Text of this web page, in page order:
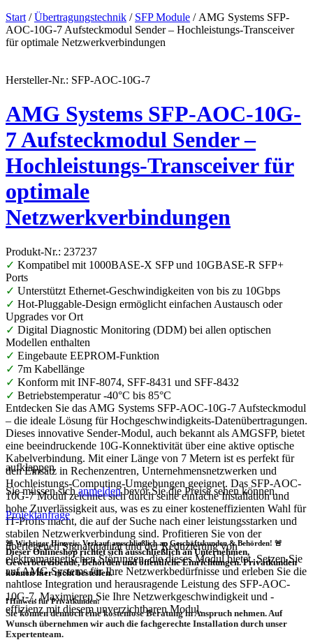
Start /Übertragungstechnik / SFP Module / AMG Systems SFP-
AOC-10G-7 Aufsteckmodul Sender – Hochleistungs-Transceiver
für optimale Netzwerkverbindungen
Hersteller-Nr.: SFP-AOC-10G-7
AMG Systems SFP-AOC-10G-
7 Aufsteckmodul Sender –
Hochleistungs-Transceiver für
optimale
Netzwerkverbindungen
Produkt-Nr.: 237237
✓ Kompatibel mit 1000BASE-X SFP und 10GBASE-R SFP+
Ports
✓ Unterstützt Ethernet-Geschwindigkeiten von bis zu 10Gbps
✓ Hot-Pluggable-Design ermöglicht einfachen Austausch oder
Upgrades vor Ort
✓ Digital Diagnostic Monitoring (DDM) bei allen optischen
Modellen enthalten
✓ Eingebaute EEPROM-Funktion
✓ 7m Kabellänge
✓ Konform mit INF-8074, SFF-8431 und SFF-8432
✓ Betriebstemperatur -40°C bis 85°C
Entdecken Sie das AMG Systems SFP-AOC-10G-7 Aufsteckmodul
– die ideale Lösung für Hochgeschwindigkeits-Datenübertragungen.
Dieses innovative Sender-Modul, auch bekannt als AMGSFP, bietet
eine beeindruckende 10G-Konnektivität über eine aktive optische
Kabelverbindung. Mit einer Länge von 7 Metern ist es perfekt für
den Einsatz in Rechenzentren, Unternehmensnetzwerken und
Hochleistungs-Computing-Umgebungen geeignet. Das SFP-AOC-
10G-7 Modul zeichnet sich durch seine einfache Installation und
hohe Zuverlässigkeit aus, was es zu einer kosteneffizienten Wahl für
IT-Profis macht, die auf der Suche nach einer leistungsstarken und
stabilen Netzwerkverbindung sind. Profitieren Sie von der
überlegenen Signalqualität und der Reduzierung von
elektromagnetischen Störungen, die dieses Modul bietet. Setzen Sie
auf AMG Systems für Ihre Netzwerkbedürfnisse und erleben Sie die
nahtlose Integration und herausragende Leistung des SFP-AOC-
10G-7. Maximieren Sie Ihre Netzwerkgeschwindigkeit und -
effizienz mit diesem unverzichtbaren Modul.
aufklappen
Sie müssen sichanmeldenbevor Sie die Preise sehen können.
Projektanfrage
🚨 Wichtiger Hinweis: Verkauf ausschließlich an Geschäftskunden & Behörden! 🚨
Dieser Onlineshop richtet sich ausschließlichan Unternehmen,
Gewerbetreibende, Behörden und öffentliche Einrichtungen.Privatkunden
können hier nicht bestellen.
❗Hinweis für Privatkunden:
Sie können dennoch einekostenlose Beratungin Anspruch nehmen. Auf
Wunsch übernehmen wir auch die fachgerechte Installation durch unser
Expertenteam.